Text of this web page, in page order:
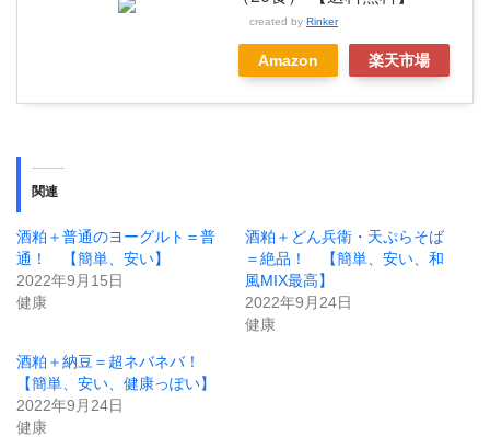
created by Rinker
Amazon 楽天市場
関連
酒粕＋普通のヨーグルト＝普
通！ 【簡単、安い】
2022年9月15日
健康
酒粕＋どん兵衛・天ぷらそば
＝絶品！ 【簡単、安い、和
風MIX最高】
2022年9月24日
健康
酒粕＋納豆＝超ネバネバ！
【簡単、安い、健康っぽい】
2022年9月24日
健康